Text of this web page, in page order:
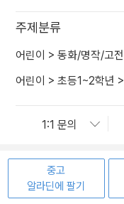
주제분류
어린이 > 동화/명작/고전
어린이 > 초등1~2학년 >
중고
알라딘에 팔기